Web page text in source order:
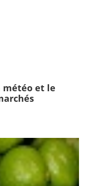
météo et le